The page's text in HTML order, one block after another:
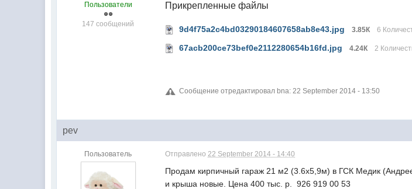
Пользователи
147 сообщений
Прикрепленные файлы
9d4f75a2c4bd03290184607658ab8e43.jpg 3.85К 6
67acb200ce73bef0e2112280654b16fd.jpg 4.24К 2
Сообщение отредактировал bna: 22 September 2014 - 13:50
pev
Пользователь Отправлено22 September 2014 - 14:40
Продам кирпичный гараж 21 м2 (3.6х5,9м) в ГСК Медик
и крыша новые. Цена 400 тыс. р. 926 919 00 53